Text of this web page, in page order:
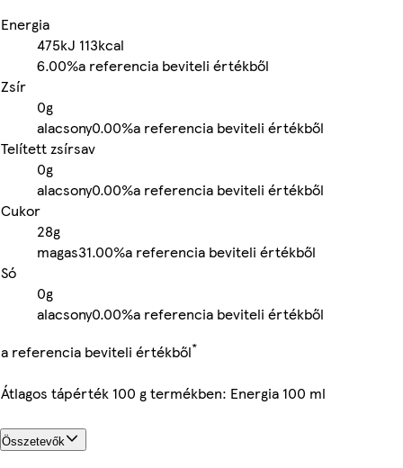
Energia
475kJ 113kcal
6.00%a referencia beviteli értékből
Zsír
0g
alacsony0.00%a referencia beviteli értékből
Telített zsírsav
0g
alacsony0.00%a referencia beviteli értékből
Cukor
28g
magas31.00%a referencia beviteli értékből
Só
0g
alacsony0.00%a referencia beviteli értékből
a referencia beviteli értékből*
Átlagos tápérték 100 g termékben: Energia 100 ml
Összetevők